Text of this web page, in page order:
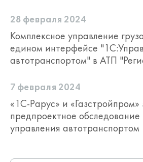
28 февраля 2024
Комплексное управление
едином интерфейсе
автотранспортом" в АТП
7 февраля 2024
«1С-Рарус» и
предпроектное обследование
управления автотранспортом